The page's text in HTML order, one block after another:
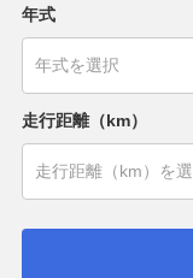
年式
走行距離（km）